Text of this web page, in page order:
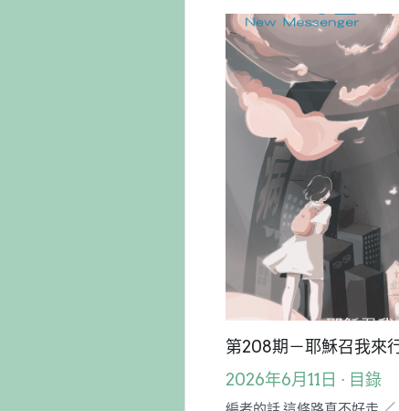
全部 目錄 編者的話